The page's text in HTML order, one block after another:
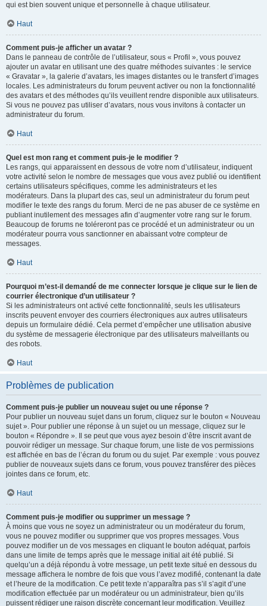
qui est bien souvent unique et personnelle à chaque utilisateur.
Haut
Comment puis-je afficher un avatar ?
Dans le panneau de contrôle de l’utilisateur, sous « Profil », vous pouvez
ajouter un avatar en utilisant une des quatre méthodes suivantes : le service
« Gravatar », la galerie d’avatars, les images distantes ou le transfert d’images
locales. Les administrateurs du forum peuvent activer ou non la fonctionnalité
des avatars et des méthodes qu’ils veuillent rendre disponible aux utilisateurs.
Si vous ne pouvez pas utiliser d’avatars, nous vous invitons à contacter un
administrateur du forum.
Haut
Quel est mon rang et comment puis-je le modifier ?
Les rangs, qui apparaissent en dessous de votre nom d’utilisateur, indiquent
votre activité selon le nombre de messages que vous avez publié ou identifient
certains utilisateurs spécifiques, comme les administrateurs et les
modérateurs. Dans la plupart des cas, seul un administrateur du forum peut
modifier le texte des rangs du forum. Merci de ne pas abuser de ce système en
publiant inutilement des messages afin d’augmenter votre rang sur le forum.
Beaucoup de forums ne toléreront pas ce procédé et un administrateur ou un
modérateur pourra vous sanctionner en abaissant votre compteur de
messages.
Haut
Pourquoi m’est-il demandé de me connecter lorsque je clique sur le lien de
courrier électronique d’un utilisateur ?
Si les administrateurs ont activé cette fonctionnalité, seuls les utilisateurs
inscrits peuvent envoyer des courriers électroniques aux autres utilisateurs
depuis un formulaire dédié. Cela permet d’empêcher une utilisation abusive
du système de messagerie électronique par des utilisateurs malveillants ou
des robots.
Haut
Problèmes de publication
Comment puis-je publier un nouveau sujet ou une réponse ?
Pour publier un nouveau sujet dans un forum, cliquez sur le bouton « Nouveau
sujet ». Pour publier une réponse à un sujet ou un message, cliquez sur le
bouton « Répondre ». Il se peut que vous ayez besoin d’être inscrit avant de
pouvoir rédiger un message. Sur chaque forum, une liste de vos permissions
est affichée en bas de l’écran du forum ou du sujet. Par exemple : vous pouvez
publier de nouveaux sujets dans ce forum, vous pouvez transférer des pièces
jointes dans ce forum, etc.
Haut
Comment puis-je modifier ou supprimer un message ?
À moins que vous ne soyez un administrateur ou un modérateur du forum,
vous ne pouvez modifier ou supprimer que vos propres messages. Vous
pouvez modifier un de vos messages en cliquant le bouton adéquat, parfois
dans une limite de temps après que le message initial ait été publié. Si
quelqu’un a déjà répondu à votre message, un petit texte situé en dessous du
message affichera le nombre de fois que vous l’avez modifié, contenant la date
et l’heure de la modification. Ce petit texte n’apparaîtra pas s’il s’agit d’une
modification effectuée par un modérateur ou un administrateur, bien qu’ils
puissent rédiger une raison discrète concernant leur modification. Veuillez